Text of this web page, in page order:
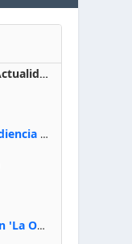
El Observador de la Actualidad
Papa León Xiv en la Audiencia General, 5-8-2026: «Dios en el primer puesto; la oración, nuestra primera obligación; la liturgia, la primera fuente de la vida divina que se nos comunica, la primera escuela de nuestra vida espiritual»
Tres horas atrapado con 'La Odisea' de Nolan